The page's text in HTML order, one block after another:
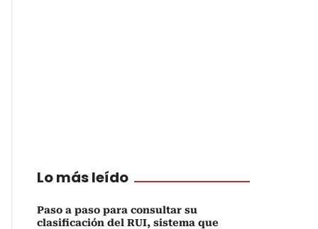
Lo más leído
Paso a paso para consultar su
clasificación del RUI, sistema que